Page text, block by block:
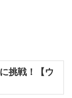
挑戦！【ウ